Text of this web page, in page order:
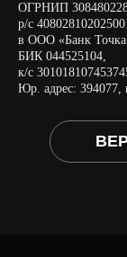
ОГРНИП
р/с
в ООО «Банк
БИК 044525104,
к/с
Юр. адрес: 394077,
ИП Глотов Василий
Политика
Согласие на обработку
Договор оферты